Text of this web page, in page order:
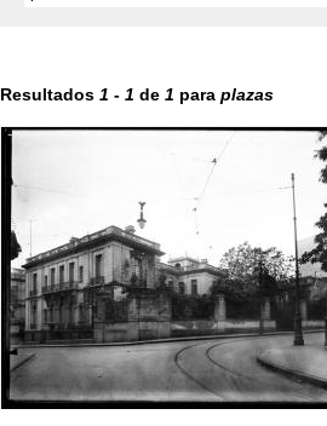
Resultados 1 - 1 de 1 para plazas